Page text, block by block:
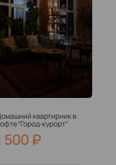
квартирник в
“Город-курорт”
500₽